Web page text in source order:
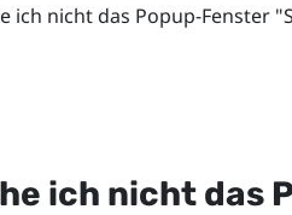
ich nicht das Popup-Fenster
ich nicht das